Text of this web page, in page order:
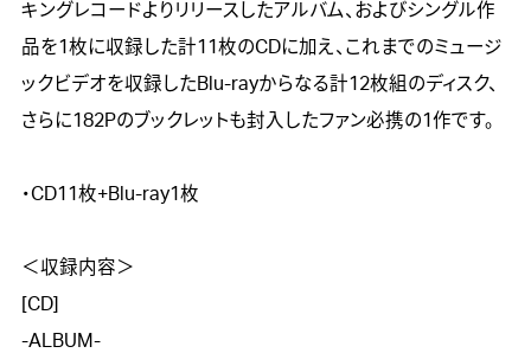
キングレコードよりリリースしたアルバム、およびシングル作
品を1枚に収録した計11枚のCDに加え、これまでのミュージ
ックビデオを収録したBlu-rayからなる計12枚組のディスク、
さらに182Pのブックレットも封入したファン必携の1作です。
・CD11枚+Blu-ray1枚
＜収録内容＞
[CD]
-ALBUM-